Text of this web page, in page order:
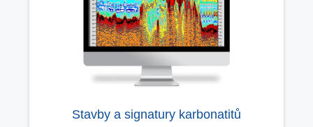
Stavby a signatury karbonatitů